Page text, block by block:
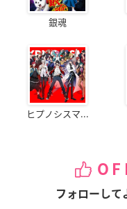
銀魂
ヒプノシスマ...
フォローして